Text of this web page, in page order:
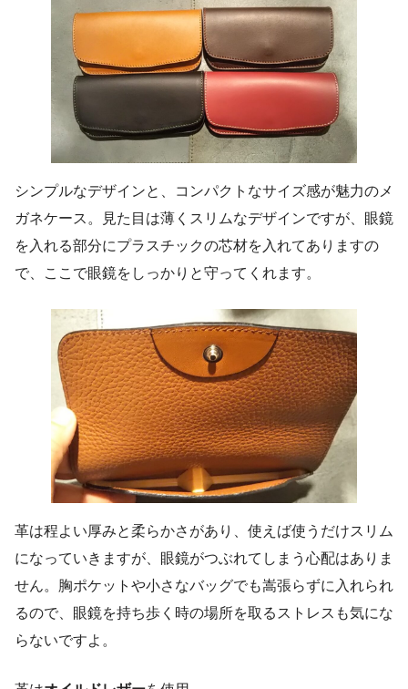
シンプルなデザインと、コンパクトなサイズ感が魅力のメ
ガネケース。見た目は薄くスリムなデザインですが、眼鏡
を入れる部分にプラスチックの芯材を入れてありますの
で、ここで眼鏡をしっかりと守ってくれます。
革は程よい厚みと柔らかさがあり、使えば使うだけスリム
になっていきますが、眼鏡がつぶれてしまう心配はありま
せん。胸ポケットや小さなバッグでも嵩張らずに入れられ
るので、眼鏡を持ち歩く時の場所を取るストレスも気にな
らないですよ。